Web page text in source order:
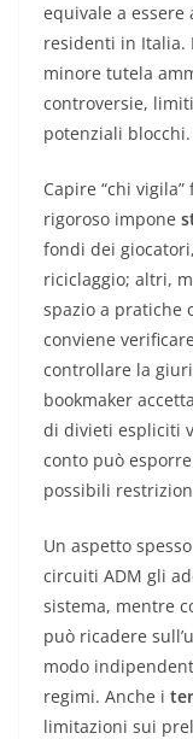
equivale a essere
residenti in Italia.
minore tutela
controversie,
potenziali blocchi.
Capire “chi
rigoroso impone
fondi dei
riciclaggio; altri,
spazio a pratiche
conviene
controllare la
bookmaker
di divieti espliciti
conto può
possibili
Un aspetto
circuiti ADM gli
sistema, mentre
può ricadere
modo
regimi. Anche i
limitazioni sui